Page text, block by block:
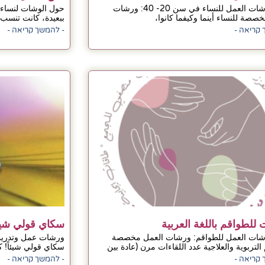
حول ورشات العمل للنساء في سن 20- 40: ورشات
للنساء أينما وكيفما كانوا،
קריאה -
حول الوشات
ببعيدة، كانت
- להמשך קריאה -
باللغة العربية
العمل للطواقم: ورشات العمل مخصصة
والعلاجية عدد اللقاءات مرن (عادة بين
קריאה -
سكاي قولي
ورشات عمل
سكاي قولي شيئاً!
- להמשך קריאה -